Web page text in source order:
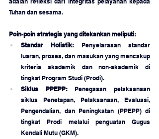
Tuhan dan sesama.
Poin-poin strategis yang ditekankan meliputi:
Standar Holistik: Penyelarasan standar
luaran, proses, dan masukan yang mencakup
kriteria akademik dan non-akademik di
tingkat Program Studi (Prodi).
Siklus PPEPP: Penegasan pelaksanaan
siklus Penetapan, Pelaksanaan, Evaluasi,
Pengendalian, dan Peningkatan (PPEPP) di
tingkat Prodi melalui penguatan Gugus
Kendali Mutu (GKM).